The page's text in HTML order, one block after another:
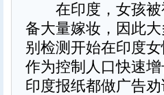
在印度，女孩被
备大量嫁妆，因此
别检测开始在印度
作为控制人口快速
印度报纸都做广告